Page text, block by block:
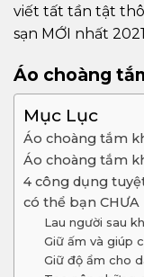
viết tất tần tật
sạn MỚI nhất
Áo choàng
Mục Lục
Áo choàng tắm
Áo choàng tắm
4 công dụng
có thể bạn CHƯA
Lau người sau
Giữ ấm và giúp
Giữ độ ẩm cho